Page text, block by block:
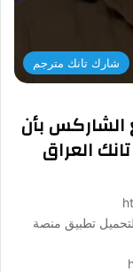
شارك تانك مترجم
الشاركس بأن
العراق
R4uluz9x_764NeqZw?sub_confirmation=1 لتحميل تطبيق منصة